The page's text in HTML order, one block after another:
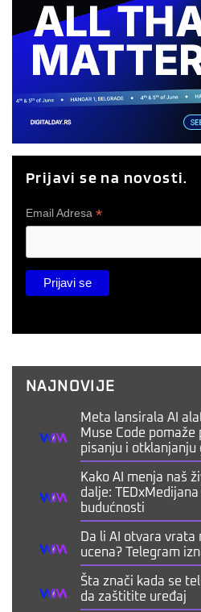
Prijavi se na novosti.
Email Adresa *
NAJNOVIJE
Meta lansirala AI
Muse Code
pisanju i otklanjanju
Kako AI menja naš
dalje:
budućnosti
Da li AI otvara
ucena? Telegram
Šta znači kada se
da zaštitite uređaj